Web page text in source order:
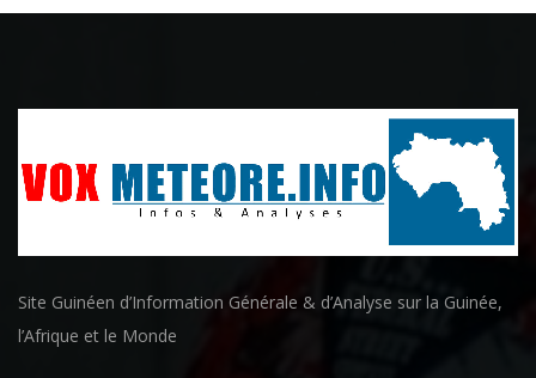
Site Guinéen d’Information Générale & d’Analyse sur la Guinée,
l’Afrique et le Monde